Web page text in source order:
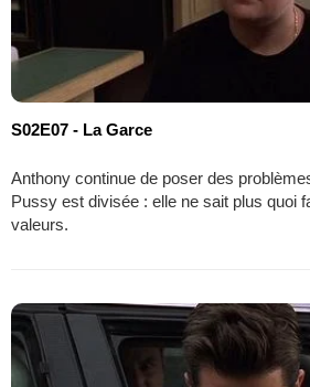
S02E07 - La Garce
Anthony continue de poser des
Pussy est divisée : elle ne sait plus quoi
valeurs.